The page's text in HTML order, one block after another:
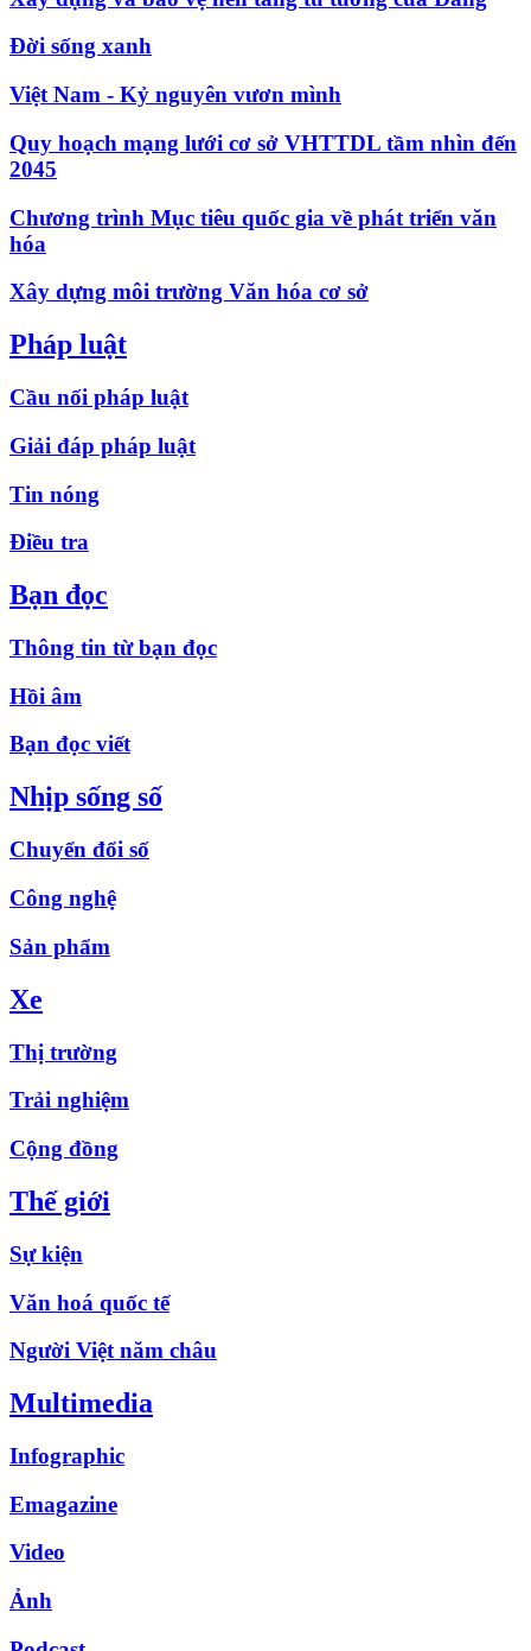
Đời sống xanh
Việt Nam - Kỷ nguyên vươn mình
Quy hoạch mạng lưới cơ sở VHTTDL tầm nhìn đến
2045
Chương trình Mục tiêu quốc gia về phát triển văn
hóa
Xây dựng môi trường Văn hóa cơ sở
Pháp luật
Cầu nối pháp luật
Giải đáp pháp luật
Tin nóng
Điều tra
Bạn đọc
Thông tin từ bạn đọc
Hồi âm
Bạn đọc viết
Nhịp sống số
Chuyển đổi số
Công nghệ
Sản phẩm
Xe
Thị trường
Trải nghiệm
Cộng đồng
Thế giới
Sự kiện
Văn hoá quốc tế
Người Việt năm châu
Multimedia
Infographic
Emagazine
Video
Ảnh